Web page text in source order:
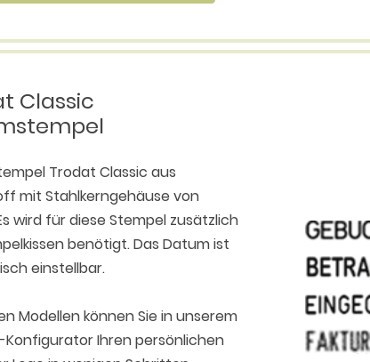
Classic
Trodat Classic aus
mit Stahlkerngehäuse von
wird für diese Stempel zusätzlich
benötigt. Das Datum ist
einstellbar.
Modellen können Sie in unserem
Konfigurator Ihren persönlichen